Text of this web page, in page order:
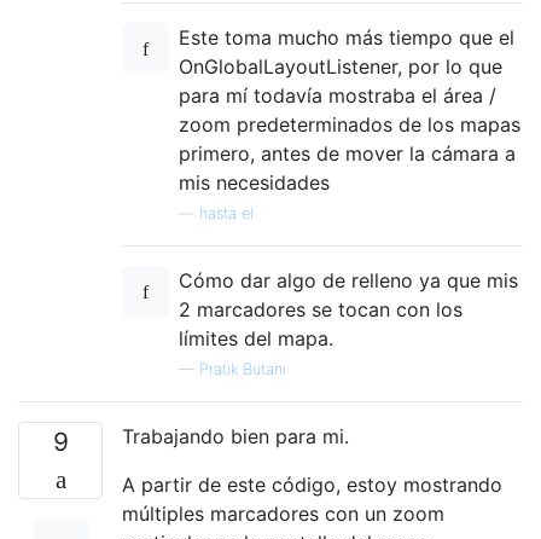
Este toma mucho más tiempo que el
OnGlobalLayoutListener, por lo que
para mí todavía mostraba el área /
zoom predeterminados de los mapas
primero, antes de mover la cámara a
mis necesidades
hasta el
Cómo dar algo de relleno ya que mis
2 marcadores se tocan con los
límites del mapa.
— Pratik Butani
9
Trabajando bien para mi.
A partir de este código, estoy mostrando
múltiples marcadores con un zoom